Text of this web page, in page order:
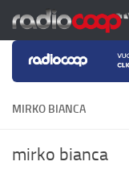
Salta al contenuto
MIRKO BIANCA
mirko bianca